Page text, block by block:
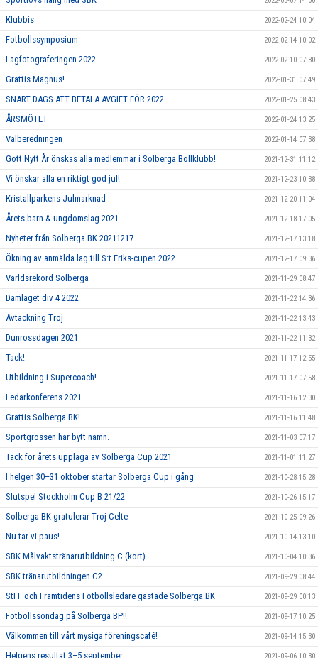
Klubbis 2022-02-24 10:04
Fotbollssymposium 2022-02-14 10:02
Lagfotograferingen 2022 2022-02-10 07:30
Grattis Magnus! 2022-01-31 07:49
SNART DAGS ATT BETALA AVGIFT FÖR 2022 2022-01-25 08:43
ÅRSMÖTET 2022-01-24 13:25
Valberedningen 2022-01-14 07:38
Gott Nytt År önskas alla medlemmar i Solberga Bollklubb! 2021-12-31 11:12
Vi önskar alla en riktigt god jul! 2021-12-23 10:38
Kristallparkens Julmarknad 2021-12-20 11:04
Årets barn & ungdomslag 2021 2021-12-18 17:05
Nyheter från Solberga BK 20211217 2021-12-17 13:18
Ökning av anmälda lag till S:t Eriks-cupen 2022 2021-12-17 09:36
Världsrekord Solberga 2021-11-29 08:47
Damlaget div 4 2022 2021-11-22 14:36
Avtackning Troj 2021-11-22 13:43
Dunrossdagen 2021 2021-11-22 11:32
Tack! 2021-11-17 12:55
Utbildning i Supercoach! 2021-11-17 07:58
Ledarkonferens 2021 2021-11-16 12:30
Grattis Solberga BK! 2021-11-16 11:48
Sportgrossen har bytt namn. 2021-11-03 07:17
Tack för årets upplaga av Solberga Cup 2021 2021-11-01 11:27
I helgen 30–31 oktober startar Solberga Cup i gång 2021-10-28 15:28
Slutspel Stockholm Cup B 21/22 2021-10-26 15:17
Solberga BK gratulerar Troj Celte 2021-10-25 09:26
Nu tar vi paus! 2021-10-14 13:10
SBK Målvaktstränarutbildning C (kort) 2021-10-04 10:36
SBK tränarutbildningen C2 2021-09-29 08:44
StFF och Framtidens Fotbollsledare gästade Solberga BK 2021-09-29 00:13
Fotbollssöndag på Solberga BP!! 2021-09-17 10:25
Välkommen till vårt mysiga föreningscafé! 2021-09-14 15:30
Helgens resultat 3–5 september